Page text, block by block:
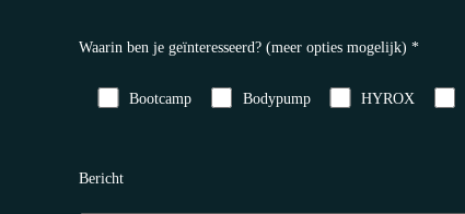
Waarin ben je geïnteresseerd? (meer opties mogelijk) *
Bootcamp Bodypump HYROX
Bericht